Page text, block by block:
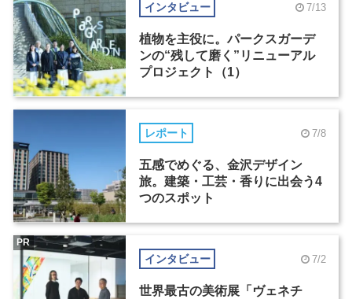
インタビュー 7/13
植物を主役に。パークスガーデ
ンの“残して磨く”リニューアル
プロジェクト（1）
レポート 7/8
五感でめぐる、金沢デザイン
旅。建築・工芸・香りに出会う4
つのスポット
インタビュー 7/2
世界最古の美術展「ヴェネチ
PR